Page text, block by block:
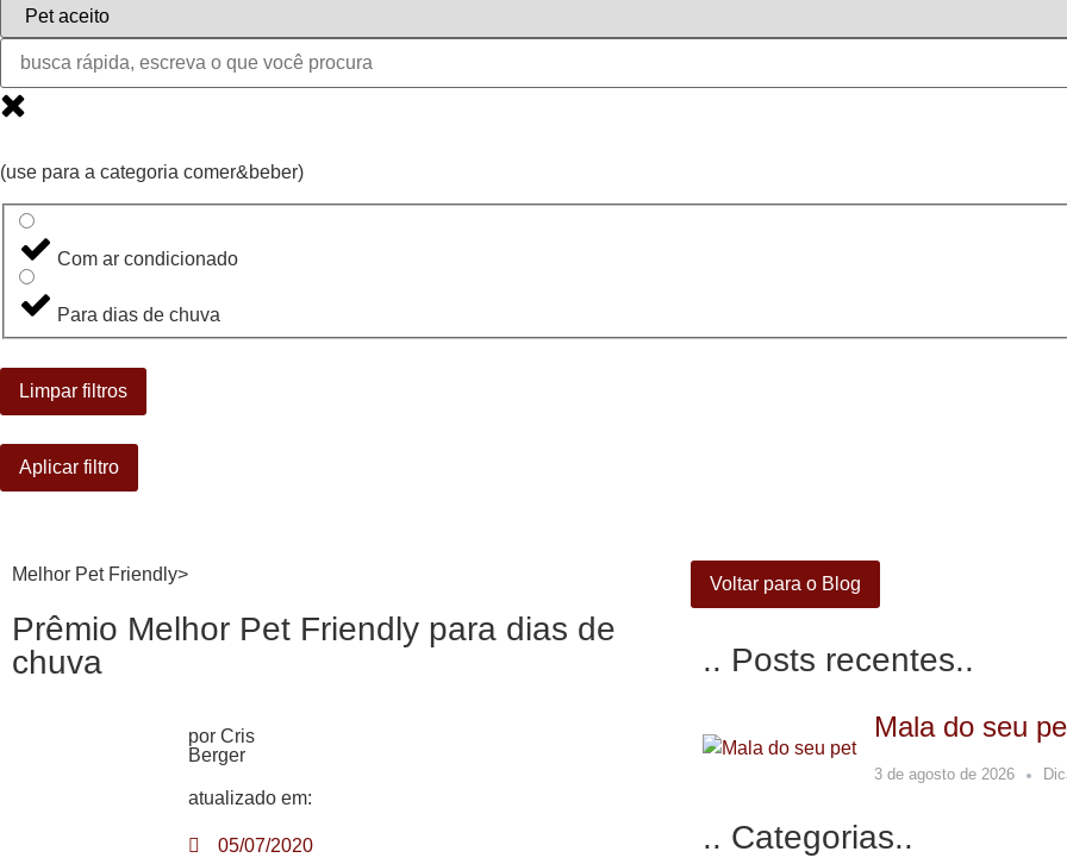
(use para a categoria comer&beber)
Com ar condicionado
Para dias de chuva
Limpar filtros
Aplicar filtro
Melhor Pet Friendly>
Prêmio Melhor Pet Friendly para dias de
chuva
por Cris
Berger
atualizado em:
05/07/2020
Voltar para o Blog
.. Posts recentes..
Mala do seu
3 de agosto de 2026
.. Categorias..